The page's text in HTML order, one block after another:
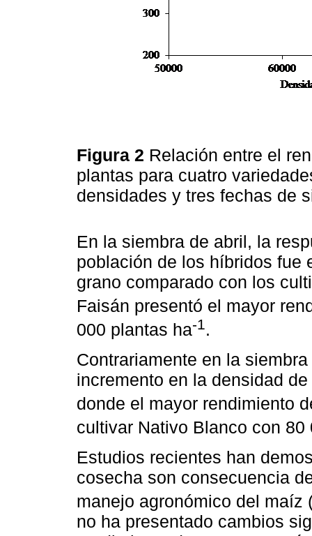
Figura 2 Relación entre el
plantas para cuatro
densidades y tres fechas de
En la siembra de abril, la
población de los híbridos fue
grano comparado con los
Faisán presentó el mayor
000 plantas ha-1.
Contrariamente en la
incremento en la densidad
donde el mayor rendimiento
cultivar Nativo Blanco con 80
Estudios recientes han
cosecha son consecuencia
manejo agronómico del maíz
no ha presentado cambios